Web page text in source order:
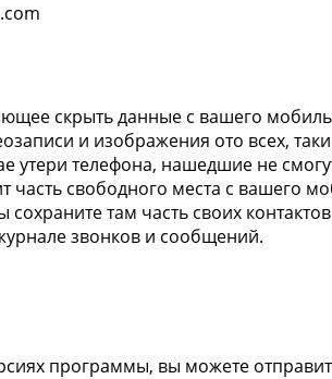
скрыть данные с вашего
и изображения ото всех,
утери телефона, нашедшие не
свободного места с вашего
там часть своих
звонков и сообщений.
программы, вы можете